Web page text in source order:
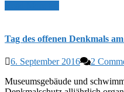
Tag des offenen Denkmals
6. September 2016
2
Museumsgebäude und